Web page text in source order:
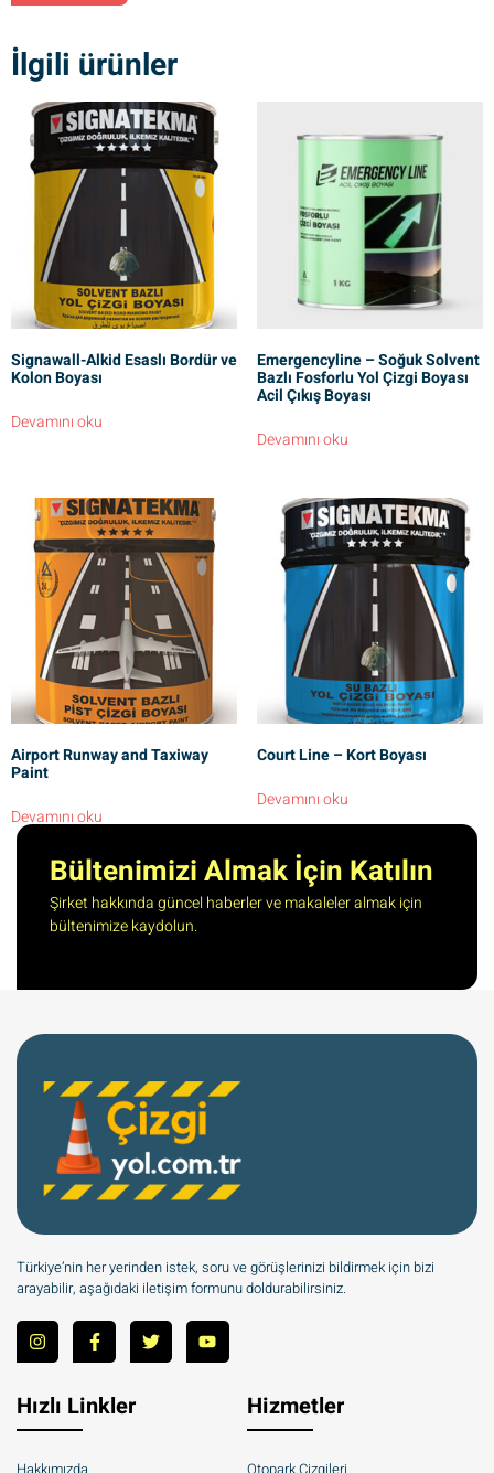
İlgili ürünler
Signawall-Alkid Esaslı Bordür ve
Kolon Boyası
Devamını oku
Emergencyline – Soğuk Solvent
Bazlı Fosforlu Yol Çizgi Boyası
Acil Çıkış Boyası
Devamını oku
Airport Runway and Taxiway
Paint
Devamını oku
Court Line – Kort Boyası
Devamını oku
Bültenimizi Almak İçin Katılın
Şirket hakkında güncel haberler ve makaleler almak için
bültenimize kaydolun.
Türkiye’nin her yerinden istek, soru ve görüşlerinizi bildirmek için bizi
arayabilir, aşağıdaki iletişim formunu doldurabilirsiniz.
Hızlı Linkler Hizmetler